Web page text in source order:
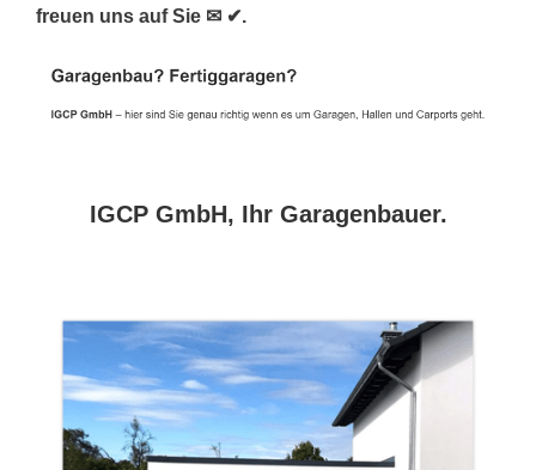
freuen uns auf Sie ✉ ✔.
IGCP GmbH, Ihr Garagenbauer.